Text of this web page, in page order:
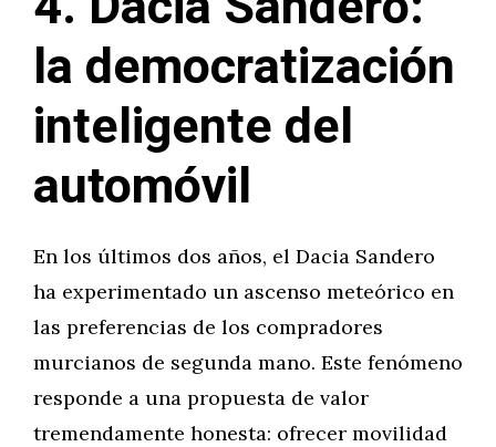
la democratización
inteligente del
automóvil
En los últimos dos años, el Dacia Sandero
ha experimentado un ascenso meteórico en
las preferencias de los compradores
murcianos de segunda mano. Este fenómeno
responde a una propuesta de valor
tremendamente honesta: ofrecer movilidad